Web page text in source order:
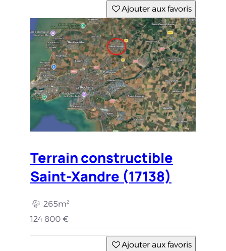
Ajouter aux favoris
Terrain constructible
Saint-Xandre (17138)
265m²
124 800 €
Ajouter aux favoris